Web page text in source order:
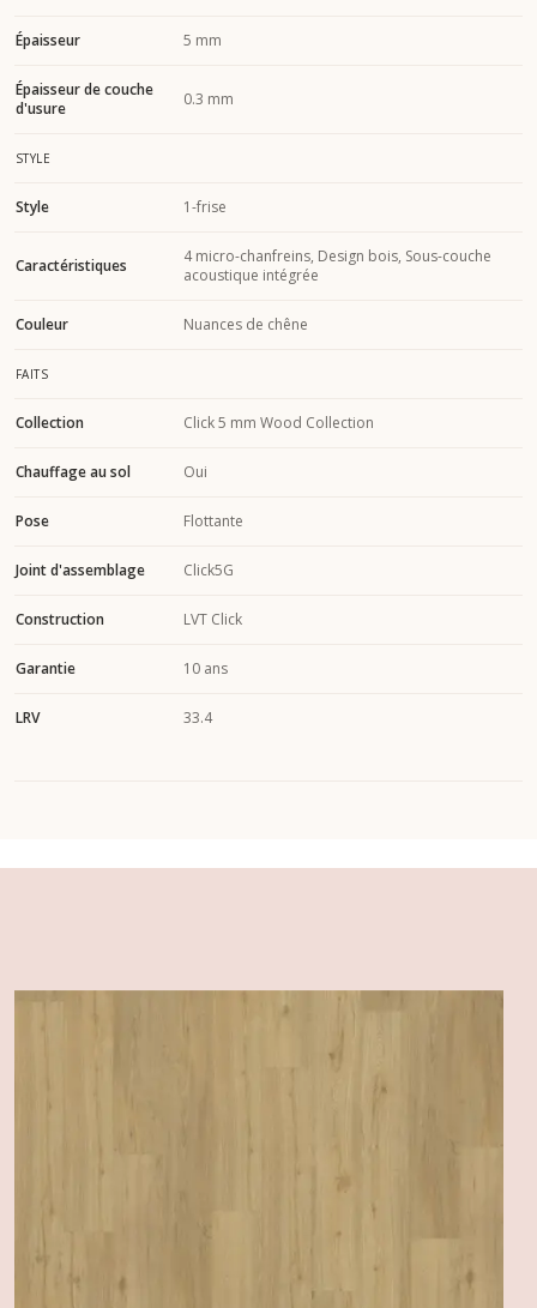
Épaisseur 5 mm
Épaisseur de couche
d'usure
0.3 mm
STYLE
Style 1-frise
Caractéristiques
4 micro-chanfreins, Design bois, Sous-couche
acoustique intégrée
Couleur Nuances de chêne
FAITS
Collection Click 5 mm Wood Collection
Chauffage au sol Oui
Pose Flottante
Joint d'assemblage Click5G
Construction LVT Click
Garantie 10 ans
LRV 33.4